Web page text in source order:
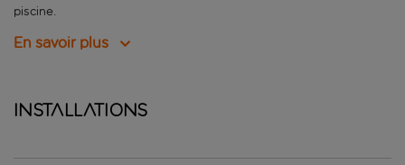
piscine.
En savoir plus
Installations